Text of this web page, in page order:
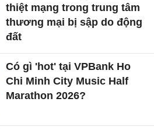
thiệt mạng trong trung tâm
thương mại bị sập do động
đất
Có gì 'hot' tại VPBank Ho
Chi Minh City Music Half
Marathon 2026?